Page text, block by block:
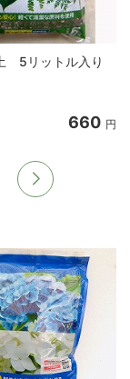
5リットル入り
660 円